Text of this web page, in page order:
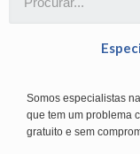
Somos especialistas
que tem um problema
gratuito e sem